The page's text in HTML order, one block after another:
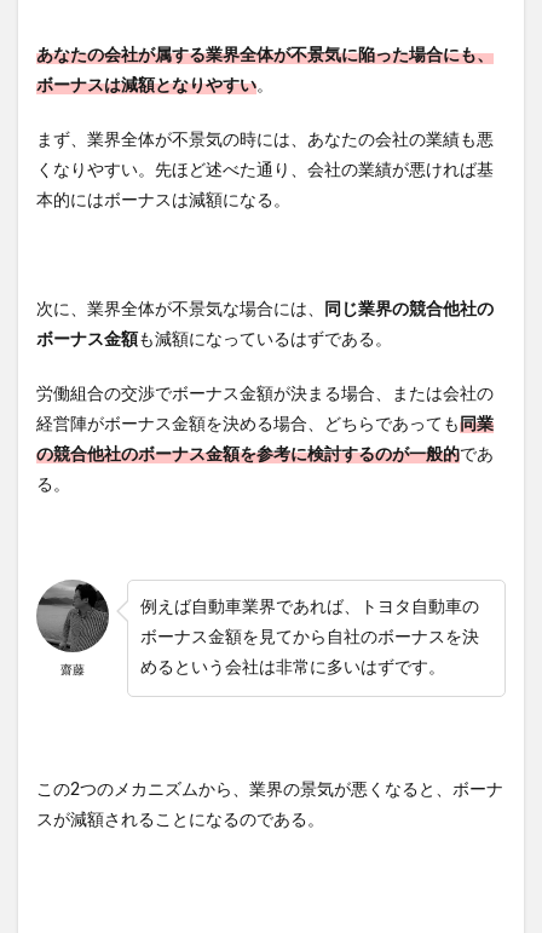
あなたの会社が属する業界全体が不景気に陥った場合にも、
ボーナスは減額となりやすい。
まず、業界全体が不景気の時には、あなたの会社の業績も悪
くなりやすい。先ほど述べた通り、会社の業績が悪ければ基
本的にはボーナスは減額になる。
次に、業界全体が不景気な場合には、
同じ業界の競合他社の
ボーナス金額 も減額になっているはずである。
労働組合の交渉でボーナス金額が決まる場合、または会社の
経営陣がボーナス金額を決める場合、どちらであっても同業
の競合他社のボーナス金額を参考に検討するのが一般的であ
る。
齋藤
例えば自動車業界であれば、トヨタ自動車の
ボーナス金額を見てから自社のボーナスを決
めるという会社は非常に多いはずです。
この2つのメカニズムから、業界の景気が悪くなると、ボーナ
スが減額されることになるのである。